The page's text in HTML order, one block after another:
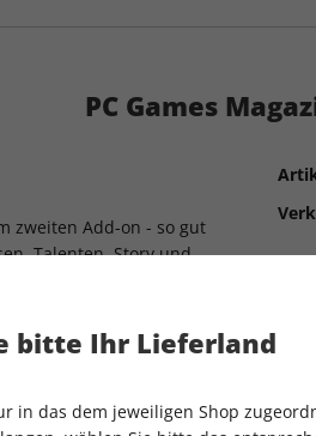
PC Games
zweiten Add-on - so gut
Talenten, Story und
Neuauflage des RPG-
Endzeit-Shooter-
lässt grüßen! Wir haben
bitte Ihr Lieferland
in das dem jeweiligen Shop